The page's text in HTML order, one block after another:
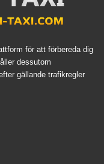
för att förbereda dig
dessutom
gällande trafikregler